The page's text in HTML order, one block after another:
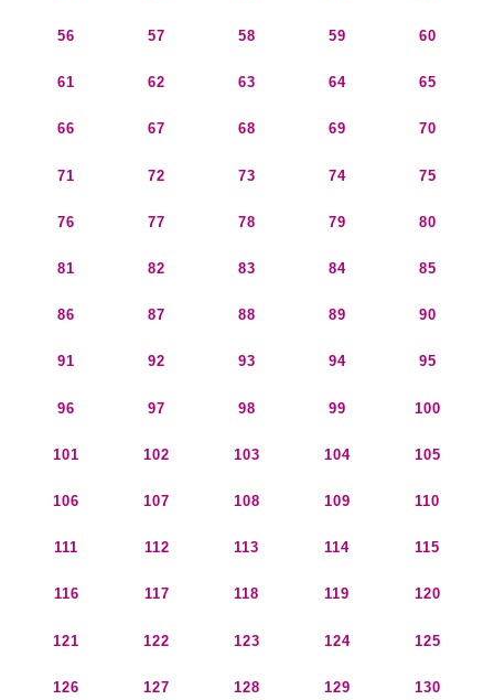
56 57 58 59 60
61 62 63 64 65
66 67 68 69 70
71 72 73 74 75
76 77 78 79 80
81 82 83 84 85
86 87 88 89 90
91 92 93 94 95
96 97 98 99 100
101 102 103 104 105
106 107 108 109 110
111 112 113 114 115
116 117 118 119 120
121 122 123 124 125
126 127 128 129 130